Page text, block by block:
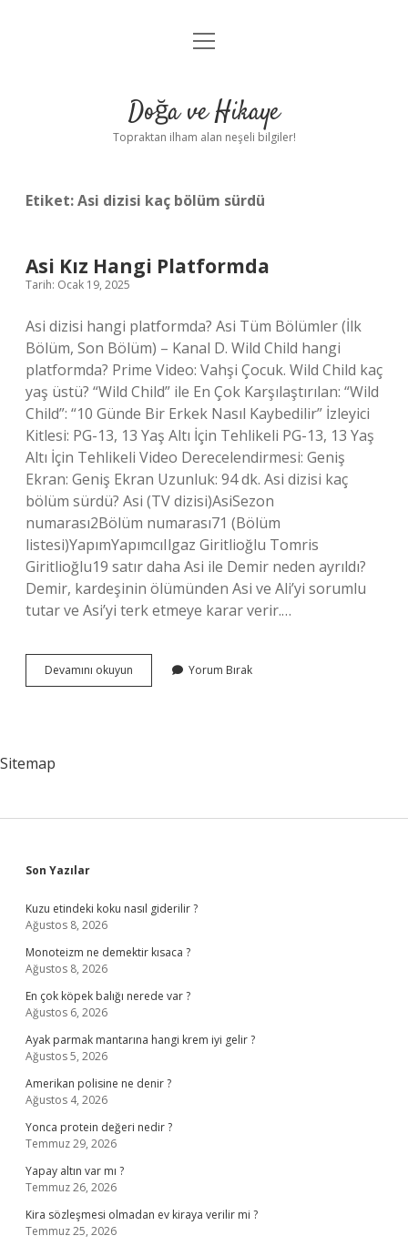
Anasayfa
Yasal Uyarı
menüyü
Doğa ve Hikaye
Topraktan ilham alan neşeli bilgiler!
Etiket:Asi dizisi kaç bölüm sürdü
Asi Kız Hangi Platformda
Tarih: Ocak 19, 2025
Asi dizisi hangi platformda? Asi Tüm Bölümler (İlk
Bölüm, Son Bölüm) – Kanal D. Wild Child hangi
platformda? Prime Video: Vahşi Çocuk. Wild Child kaç
yaş üstü? “Wild Child” ile En Çok Karşılaştırılan: “Wild
Child”: “10 Günde Bir Erkek Nasıl Kaybedilir” İzleyici
Kitlesi: PG-13, 13 Yaş Altı İçin Tehlikeli PG-13, 13 Yaş
Altı İçin Tehlikeli Video Derecelendirmesi: Geniş
Ekran: Geniş Ekran Uzunluk: 94 dk. Asi dizisi kaç
bölüm sürdü? Asi (TV dizisi)AsiSezon
numarası2Bölüm numarası71 (Bölüm
listesi)YapımYapımcıIlgaz Giritlioğlu Tomris
Giritlioğlu19 satır daha Asi ile Demir neden ayrıldı?
Demir, kardeşinin ölümünden Asi ve Ali’yi sorumlu
tutar ve Asi’yi terk etmeye karar verir.…
Devamını okuyun
Kız
Yorum Bırak
Sitemap
Sidebar
Son Yazılar
Kuzu etindeki koku nasıl giderilir ?
Ağustos 8, 2026
Monoteizm ne demektir kısaca ?
Ağustos 8, 2026
En çok köpek balığı nerede var ?
Ağustos 6, 2026
Ayak parmak mantarına hangi krem iyi gelir ?
Ağustos 5, 2026
Amerikan polisine ne denir ?
Ağustos 4, 2026
Yonca protein değeri nedir ?
Temmuz 29, 2026
Yapay altın var mı ?
Temmuz 26, 2026
Kira sözleşmesi olmadan ev kiraya verilir mi ?
Temmuz 25, 2026